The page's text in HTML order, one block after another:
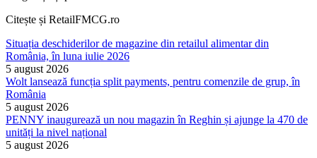
Citește și RetailFMCG.ro
Situația deschiderilor de magazine din retailul alimentar din
România, în luna iulie 2026
5 august 2026
Wolt lansează funcția split payments, pentru comenzile de grup, în
România
5 august 2026
PENNY inaugurează un nou magazin în Reghin și ajunge la 470 de
unități la nivel național
5 august 2026